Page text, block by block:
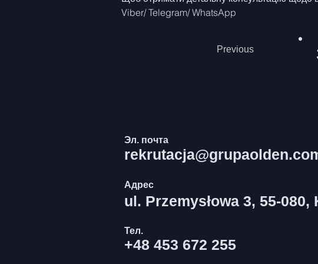
Viber/ Telegram/ WhatsApp
Previous
Эл. почта
Адрес
ul. Przemysłowa 3, 55-080,
Тел.
+48 453 672 255